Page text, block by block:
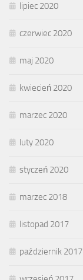
lipiec 2020
czerwiec 2020
maj 2020
kwiecień 2020
marzec 2020
luty 2020
styczeń 2020
marzec 2018
listopad 2017
październik 2017